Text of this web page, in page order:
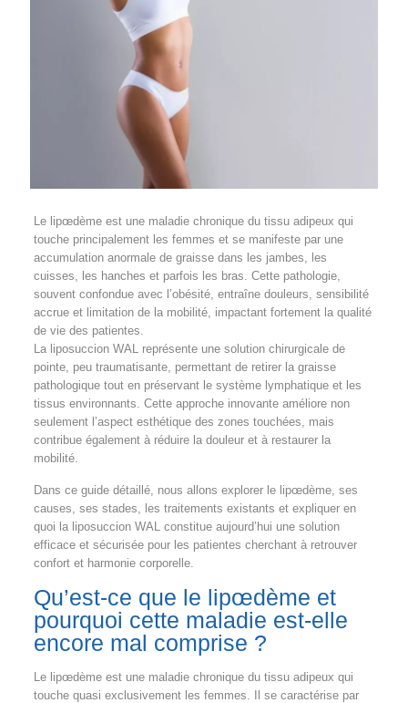
Le lipœdème est une maladie chronique du tissu adipeux qui
touche principalement les femmes et se manifeste par une
accumulation anormale de graisse dans les jambes, les
cuisses, les hanches et parfois les bras. Cette pathologie,
souvent confondue avec l’obésité, entraîne douleurs, sensibilité
accrue et limitation de la mobilité, impactant fortement la qualité
de vie des patientes.
La liposuccion WAL représente une solution chirurgicale de
pointe, peu traumatisante, permettant de retirer la graisse
pathologique tout en préservant le système lymphatique et les
tissus environnants. Cette approche innovante améliore non
seulement l’aspect esthétique des zones touchées, mais
contribue également à réduire la douleur et à restaurer la
mobilité.
Dans ce guide détaillé, nous allons explorer le lipœdème, ses
causes, ses stades, les traitements existants et expliquer en
quoi la liposuccion WAL constitue aujourd’hui une solution
efficace et sécurisée pour les patientes cherchant à retrouver
confort et harmonie corporelle.
Qu’est-ce que le lipœdème et
pourquoi cette maladie est-elle
encore mal comprise ?
Le lipœdème est une maladie chronique du tissu adipeux qui
touche quasi exclusivement les femmes. Il se caractérise par